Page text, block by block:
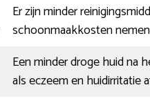
Er zijn minder
schoonmaakkosten
Een minder droge huid na
als eczeem en huidirritatie